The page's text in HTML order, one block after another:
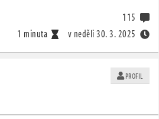
1 minuta v neděli30. 3. 2025
115
PROFIL